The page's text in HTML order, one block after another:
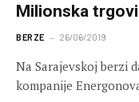
Milionska
BERZE 26/06/2019
Na Sarajevskoj berzi
kompanije